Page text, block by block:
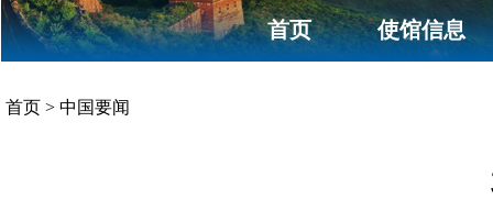
首页 使馆信息
首页 > 中国要闻